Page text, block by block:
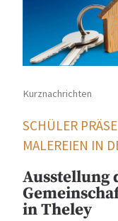
Kurznachrichten
SCHÜLER
MALEREIEN IN
Ausstellung
in Theley